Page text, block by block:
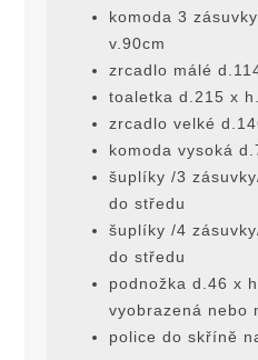
komoda 3
v.90cm
zrcadlo málé
toaletka d.215 x
zrcadlo velké
komoda vysoká
šuplíky /3
do středu
šuplíky /4
do středu
podnožka d.46 x
vyobrazená nebo
police do skřínĕ